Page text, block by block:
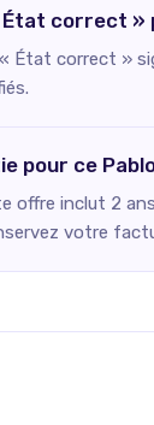
État correct »
État correct »
pour ce
offre inclut 2
votre